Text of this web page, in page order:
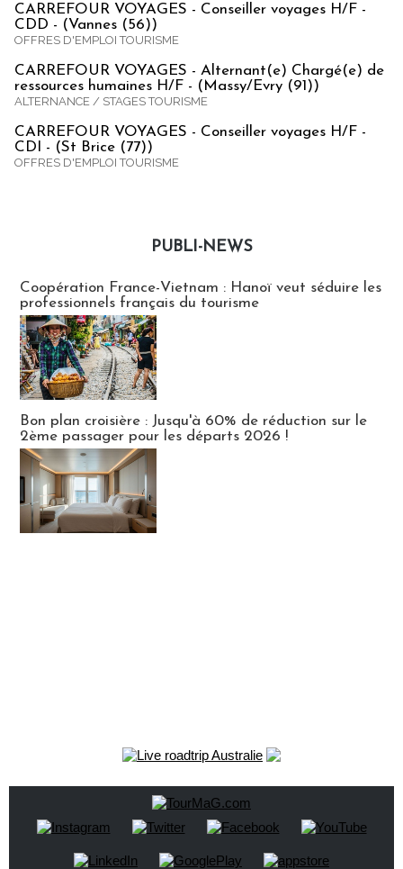
CARREFOUR VOYAGES - Conseiller voyages H/F -
CDD - (Vannes (56))
OFFRES D'EMPLOI TOURISME
CARREFOUR VOYAGES - Alternant(e) Chargé(e) de
ressources humaines H/F - (Massy/Evry (91))
ALTERNANCE / STAGES TOURISME
CARREFOUR VOYAGES - Conseiller voyages H/F -
CDI - (St Brice (77))
OFFRES D'EMPLOI TOURISME
PUBLI-NEWS
Coopération France-Vietnam : Hanoï veut séduire les
professionnels français du tourisme
Bon plan croisière : Jusqu'à 60% de réduction sur le
2ème passager pour les départs 2026 !